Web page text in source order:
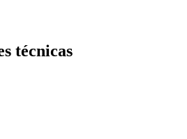
técnicas